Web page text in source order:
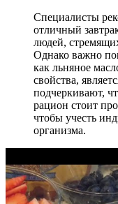
Специалисты
отличный
людей,
Однако важно
как льняное
свойства,
подчеркивают,
рацион стоит
чтобы учесть
организма.